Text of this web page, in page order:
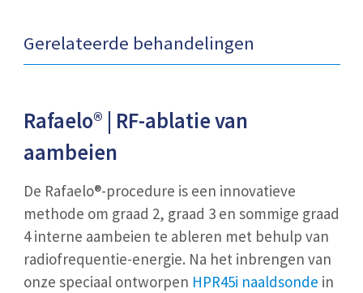
Gerelateerde behandelingen
Rafaelo® | RF-ablatie van
aambeien
De Rafaelo®-procedure is een innovatieve
methode om graad 2, graad 3 en sommige graad
4 interne aambeien te ableren met behulp van
radiofrequentie-energie. Na het inbrengen van
onze speciaal ontworpen HPR45i naaldsonde in